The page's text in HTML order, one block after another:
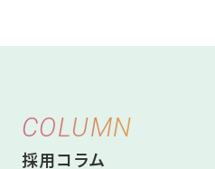
COLUMN
採用コラム